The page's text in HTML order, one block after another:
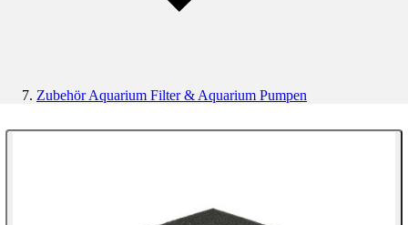
Zubehör Aquarium Filter & Aquarium Pumpen